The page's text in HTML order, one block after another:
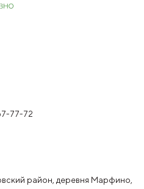
77-72
район, деревня Марфино,